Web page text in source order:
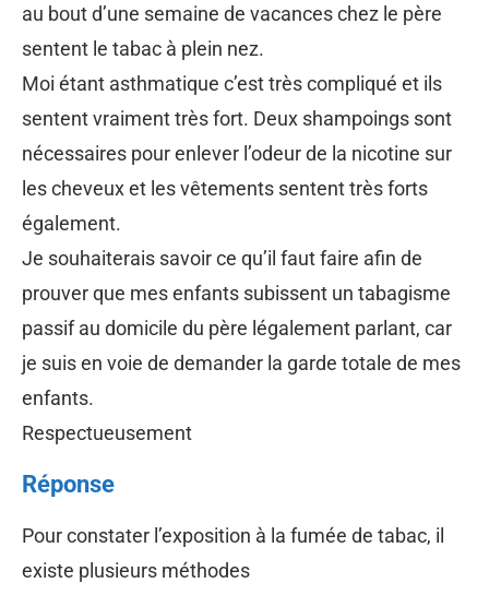
au bout d’une semaine de vacances chez le père
sentent le tabac à plein nez.
Moi étant asthmatique c’est très compliqué et ils
sentent vraiment très fort. Deux shampoings sont
nécessaires pour enlever l’odeur de la nicotine sur
les cheveux et les vêtements sentent très forts
également.
Je souhaiterais savoir ce qu’il faut faire afin de
prouver que mes enfants subissent un tabagisme
passif au domicile du père légalement parlant, car
je suis en voie de demander la garde totale de mes
enfants.
Respectueusement
Réponse
Pour constater l’exposition à la fumée de tabac, il
existe plusieurs méthodes